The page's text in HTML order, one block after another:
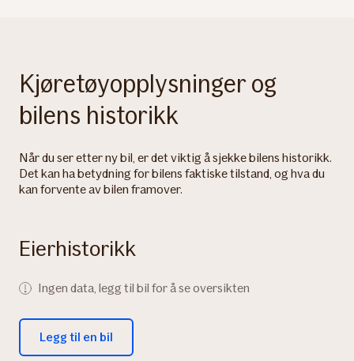
Kjøretøyopplysninger og
bilens historikk
Når du ser etter ny bil, er det viktig å sjekke bilens historikk.
Det kan ha betydning for bilens faktiske tilstand, og hva du
kan forvente av bilen framover.
Eierhistorikk
Ingen data, legg til bil for å se oversikten
Legg til en bil